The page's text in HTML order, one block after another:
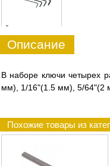
0
Описание
В наборе ключи четырех
мм), 1/16"(1.5 мм), 5/64"(2
Похожие товары из